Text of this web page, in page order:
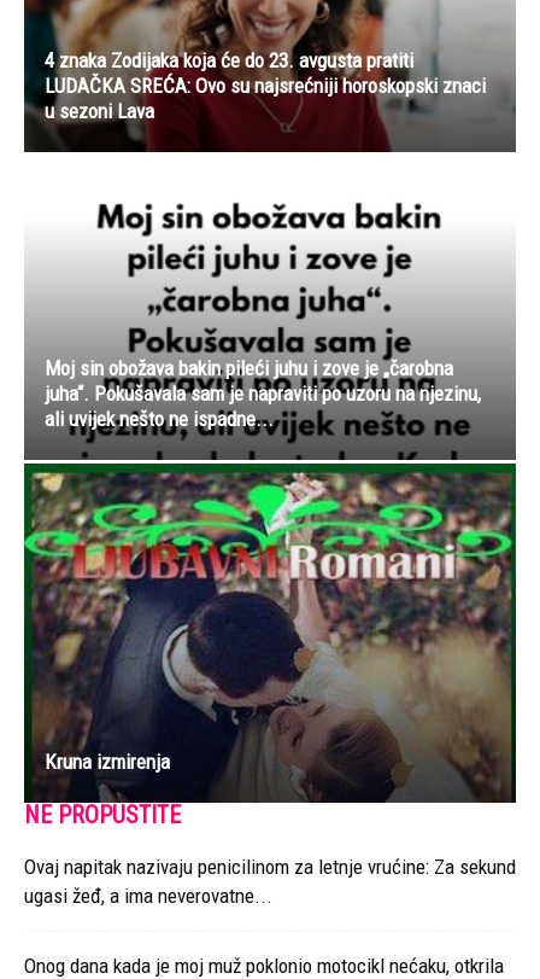
4 znaka Zodijaka koja će do 23. avgusta pratiti
LUDAČKA SREĆA: Ovo su najsrećniji horoskopski znaci
u sezoni Lava
Moj sin obožava bakin pileći juhu i zove je „čarobna
juha“. Pokušavala sam je napraviti po uzoru na njezinu,
ali uvijek nešto ne ispadne...
Kruna izmirenja
NE PROPUSTITE
Ovaj napitak nazivaju penicilinom za letnje vrućine: Za sekund
ugasi žeđ, a ima neverovatne...
Onog dana kada je moj muž poklonio motocikl nećaku, otkrila